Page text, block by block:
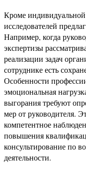
Кроме
исследователей
Например, когда
экспертизы
реализации задач
сотруднике есть
Особенности
эмоциональная
выгорания требуют
мер от руководителя.
компетентное
повышения
консультирование по
деятельности.